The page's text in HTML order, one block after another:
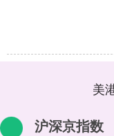
美
沪深京指数